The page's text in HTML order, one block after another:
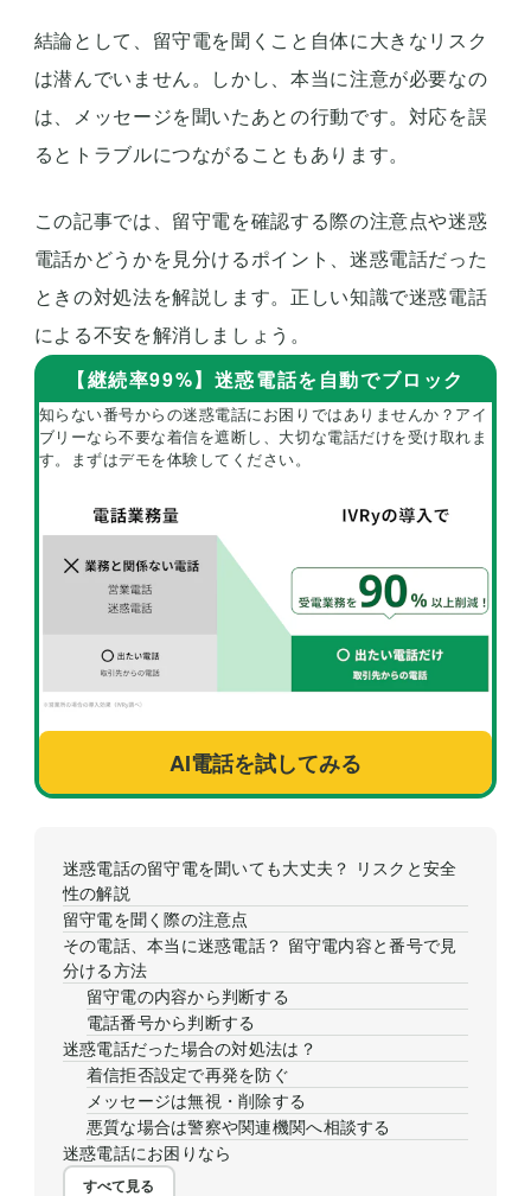
結論として、留守電を聞くこと自体に大きなリスク
は潜んでいません。しかし、本当に注意が必要なの
は、メッセージを聞いたあとの行動です。対応を誤
るとトラブルにつながることもあります。
この記事では、留守電を確認する際の注意点や迷惑
電話かどうかを見分けるポイント、迷惑電話だった
ときの対処法を解説します。正しい知識で迷惑電話
による不安を解消しましょう。
【継続率99%】迷惑電話を自動でブロック
知らない番号からの迷惑電話にお困りではありませんか？アイ
ブリーなら不要な着信を遮断し、大切な電話だけを受け取れま
す。まずはデモを体験してください。
AI電話を試してみる
迷惑電話の留守電を聞いても大丈夫？ リスクと安全
性の解説
留守電を聞く際の注意点
その電話、本当に迷惑電話？ 留守電内容と番号で見
分ける方法
留守電の内容から判断する
電話番号から判断する
迷惑電話だった場合の対処法は？
着信拒否設定で再発を防ぐ
メッセージは無視・削除する
悪質な場合は警察や関連機関へ相談する
迷惑電話にお困りなら
すべて見る